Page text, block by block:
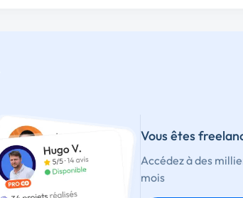
Vous êtes
Accédez à des
mois